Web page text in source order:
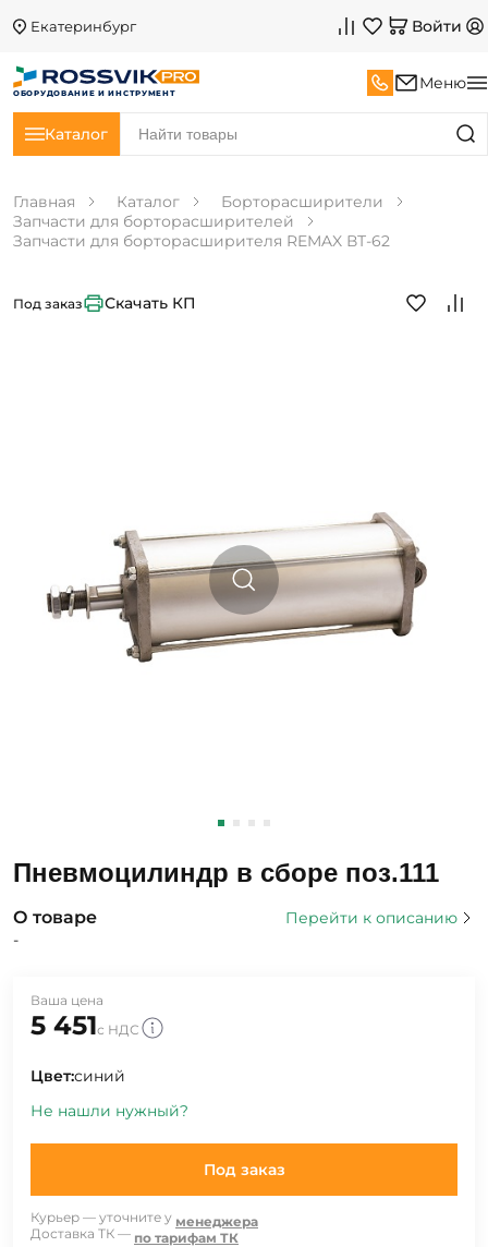
Екатеринбург Войти
ОБОРУДОВАНИЕ И ИНСТРУМЕНТ
Меню
Каталог
Главная Каталог
Борторасширители
Запчасти для борторасширителей
Запчасти для борторасширителя REMAX ВТ-62
Пневмоцилиндр в сборе поз.111
Под заказ Скачать КП
О товаре
Перейти к описанию
-
Ваша цена
5 451с НДС
Цвет:синий
Не нашли нужный?
Под заказ
Курьер — уточните у менеджера
Доставка ТК — по тарифам ТК